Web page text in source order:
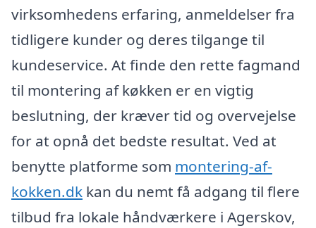
virksomhedens erfaring, anmeldelser fra
tidligere kunder og deres tilgange til
kundeservice. At finde den rette fagmand
til montering af køkken er en vigtig
beslutning, der kræver tid og overvejelse
for at opnå det bedste resultat. Ved at
benytte platforme som montering-af-
kokken.dk kan du nemt få adgang til flere
tilbud fra lokale håndværkere i Agerskov,